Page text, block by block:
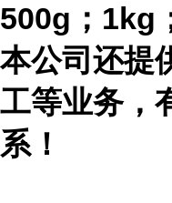
500g；1kg
本公司还提
工等业务，
系！